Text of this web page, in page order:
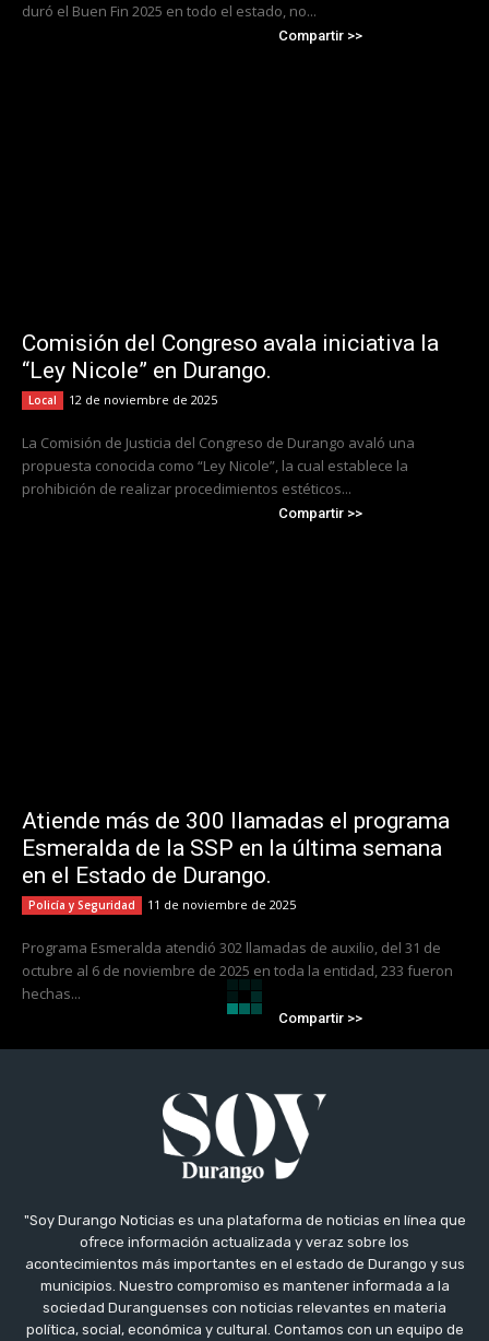
duró el Buen Fin 2025 en todo el estado, no...
Compartir >>
Comisión del Congreso avala iniciativa la
“Ley Nicole” en Durango.
Local 12 de noviembre de 2025
La Comisión de Justicia del Congreso de Durango avaló una
propuesta conocida como “Ley Nicole”, la cual establece la
prohibición de realizar procedimientos estéticos...
Compartir >>
Atiende más de 300 llamadas el programa
Esmeralda de la SSP en la última semana
en el Estado de Durango.
Policía y Seguridad 11 de noviembre de 2025
Programa Esmeralda atendió 302 llamadas de auxilio, del 31 de
octubre al 6 de noviembre de 2025 en toda la entidad, 233 fueron
hechas...
Compartir >>
"Soy Durango Noticias es una plataforma de noticias en línea que
ofrece información actualizada y veraz sobre los
acontecimientos más importantes en el estado de Durango y sus
municipios. Nuestro compromiso es mantener informada a la
sociedad Duranguenses con noticias relevantes en materia
política, social, económica y cultural. Contamos con un equipo de